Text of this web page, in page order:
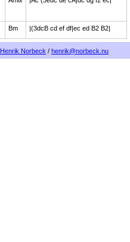
Bm |(3dcB cd ef df|ec ed B2 B2|
Henrik Norbeck / henrik@norbeck.nu